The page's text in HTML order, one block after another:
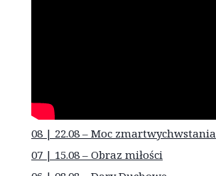
08 | 22.08 – Moc zmartwychwstania
07 | 15.08 – Obraz miłości